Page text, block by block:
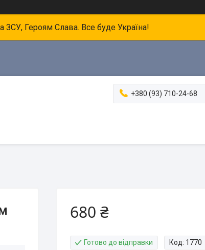
ЗСУ, Героям Слава. Все буде Україна!
+380 (93) 710-24-68
680 ₴
Готово до відправки Код: 1770